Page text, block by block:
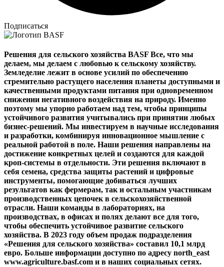
Подписаться
Решения для сельского хозяйства BASF Все, что мы
делаем, мы делаем с любовью к сельскому хозяйству.
Земледелие лежит в основе усилий по обеспечению
стремительно растущего населения планеты доступными и
качественными продуктами питания при одновременном
снижении негативного воздействия на природу. Именно
поэтому мы упорно работаем над тем, чтобы принципы
устойчивого развития учитывались при принятии любых
бизнес-решений. Мы инвестируем в научные исследования
и разработки, комбинируя инновационное мышление с
реальной работой в поле. Наши решения направлены на
достижение конкретных целей и создаются для каждой
кроп-системы в отдельности. Эти решения включают в
себя семена, средства защиты растений и цифровые
инструменты, помогающие добиваться лучших
результатов как фермерам, так и остальным участникам
производственных цепочек в сельскохозяйственной
отрасли. Наши команды в лабораториях, на
производствах, в офисах и полях делают все для того,
чтобы обеспечить устойчивое развитие сельского
хозяйства. В 2023 году объем продаж подразделения
«Решения для сельского хозяйства» составил 10,1 млрд
евро. Больше информации доступно по адресу north_east
www.agriculture.basf.com и в наших социальных сетях.